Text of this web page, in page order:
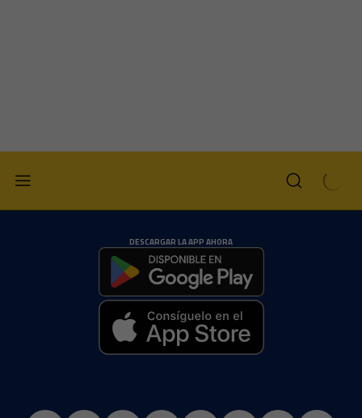
DESCARGAR LA APP AHORA